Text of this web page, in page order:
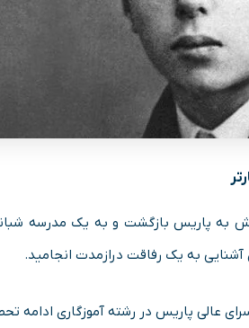
به دلیل بیماری اش به پاریس بازگشت و به یک
به یک رفاقت درازمدت انجامید.
عالی پاریس در رشته آموزگاری